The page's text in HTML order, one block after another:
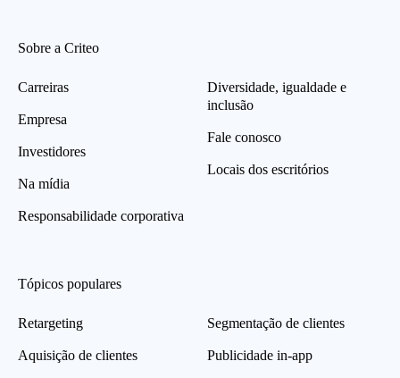
Sobre a Criteo
Carreiras
Empresa
Investidores
Na mídia
Responsabilidade corporativa
Diversidade, igualdade e
inclusão
Fale conosco
Locais dos escritórios
Tópicos populares
Retargeting
Aquisição de clientes
Segmentação de clientes
Publicidade in-app